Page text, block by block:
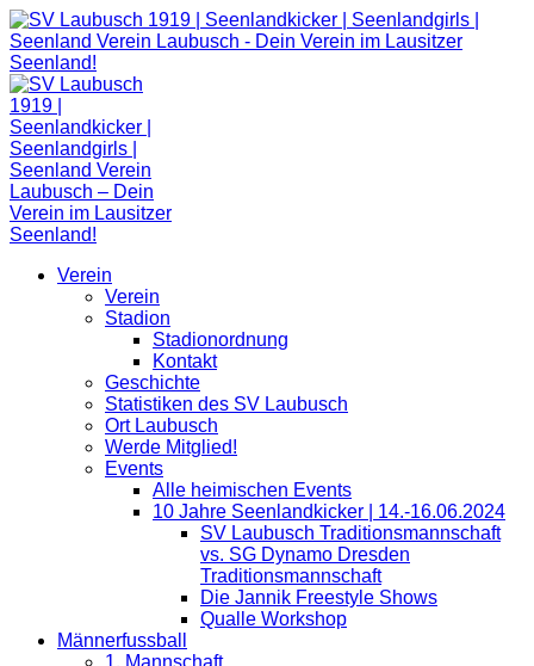
Zum
Inhalt
springen
Verein
Verein
Stadion
Stadionordnung
Kontakt
Geschichte
Statistiken des SV Laubusch
Ort Laubusch
Werde Mitglied!
Events
Alle heimischen Events
10 Jahre Seenlandkicker | 14.-16.06.2024
SV Laubusch Traditionsmannschaft
vs. SG Dynamo Dresden
Traditionsmannschaft
Die Jannik Freestyle Shows
Qualle Workshop
Männerfussball
1. Mannschaft